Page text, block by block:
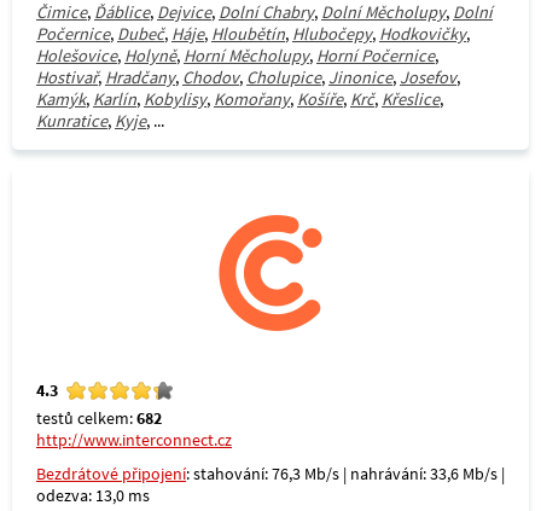
Čimice, Ďáblice, Dejvice, Dolní Chabry, Dolní Měcholupy, Dolní
Počernice, Dubeč, Háje, Hloubětín, Hlubočepy, Hodkovičky,
Holešovice, Holyně, Horní Měcholupy, Horní Počernice,
Hostivař, Hradčany, Chodov, Cholupice, Jinonice, Josefov,
Kamýk, Karlín, Kobylisy, Komořany, Košíře, Krč, Křeslice,
Kunratice, Kyje, ...
4.3
testů celkem:682
http://www.interconnect.cz
Bezdrátové připojení: stahování: 76,3 Mb/s | nahrávání: 33,6 Mb/s |
odezva: 13,0 ms